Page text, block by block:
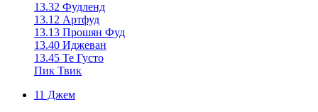
13.32 Фудленд
13.12 Артфуд
13.13 Прошян Фуд
13.40 Иджеван
13.45 Те Густо
Пик Твик
11 Джем